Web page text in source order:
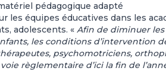
pédagogique adapté
les équipes éducatives dans les
adolescents. « Afin de diminuer
les conditions d’intervention
psychomotriciens,
règlementaire d’ici la fin de